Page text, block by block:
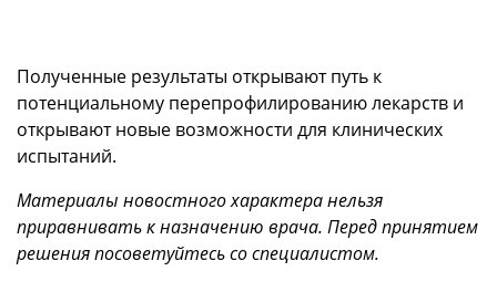
Полученные результаты открывают путь к
потенциальному перепрофилированию лекарств и
открывают новые возможности для клинических
испытаний.
Материалы новостного характера нельзя
приравнивать к назначению врача. Перед принятием
решения посоветуйтесь со специалистом.